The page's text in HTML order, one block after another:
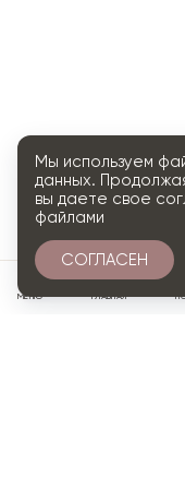
МЕНЮ ГЛАВНАЯ
Мы используем
данных.
вы даете свое
файлами
СОГЛАСЕН